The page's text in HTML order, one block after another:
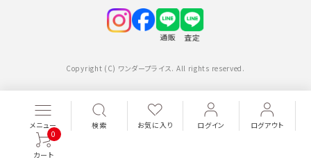
メニュー 検索 お気に入り ログイン ログアウト
カート
0
Copyright (C) ワンダープライス. All rights reserved.